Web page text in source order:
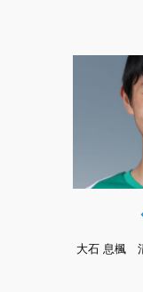
大石 息楓